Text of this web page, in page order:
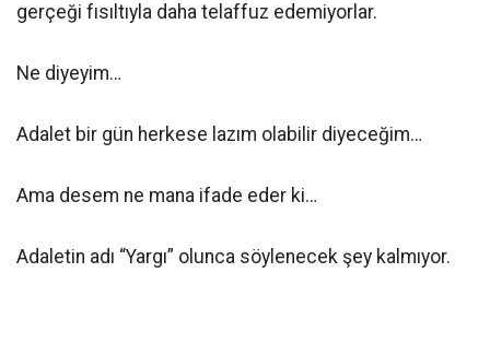
gerçeği fısıltıyla daha telaffuz edemiyorlar.
Ne diyeyim…
Adalet bir gün herkese lazım olabilir diyeceğim…
Ama desem ne mana ifade eder ki…
Adaletin adı “Yargı” olunca söylenecek şey kalmıyor.